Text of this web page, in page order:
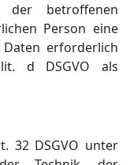
der betroffenen
Person eine
erforderlich
d DSGVO als
32 DSGVO unter